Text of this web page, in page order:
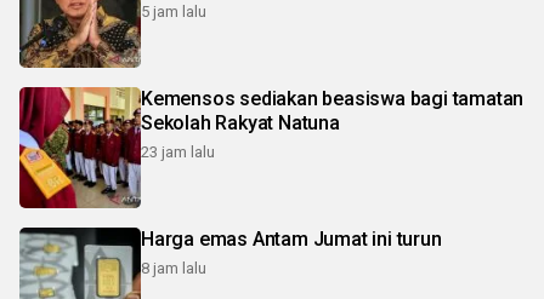
5 jam lalu
Kemensos sediakan beasiswa bagi tamatan
Sekolah Rakyat Natuna
23 jam lalu
Harga emas Antam Jumat ini turun
8 jam lalu